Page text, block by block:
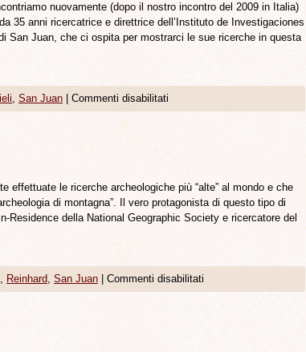
nuovamente (dopo il nostro incontro del 2009 in Italia)
35 anni ricercatrice e direttrice dell’Instituto de Investigaciones
San Juan, che ci ospita per mostrarci le sue ricerche in questa
, San Juan Commenti disabilitati
effettuate le ricerche archeologiche più “alte” al mondo e che
di montagna”. Il vero protagonista di questo tipo di
Residence della National Geographic Society e ricercatore del
, Reinhard, San Juan Commenti disabilitati